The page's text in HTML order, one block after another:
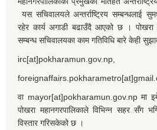
यस सचिवालयले अन्तर्राष्ट्रिय सम्बन्धलाई
रहेर कार्य अगाडी बढाउँदै आएको छ । पोखरा
सम्बन्ध सचिवालयका काम गतिविधि बारे केही
irc[at]pokharamun.gov.np,
वा mayor[at]pokharamun.gov.np मा
पोखरा महानगरपालिकाले विभिन्न सहर सँग
विस्तार गरिसकेको छ ।